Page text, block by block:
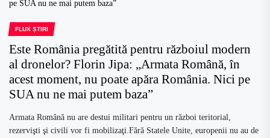
FLUX ȘTIRI
Este România pregătită pentru războiul modern
al dronelor? Florin Jipa: „Armata Română, în
acest moment, nu poate apăra România. Nici pe
SUA nu ne mai putem baza”
Armata Română nu are destui militari pentru un război teritorial,
rezervişti şi civili vor fi mobilizaţi.Fără Statele Unite, europenii nu au de